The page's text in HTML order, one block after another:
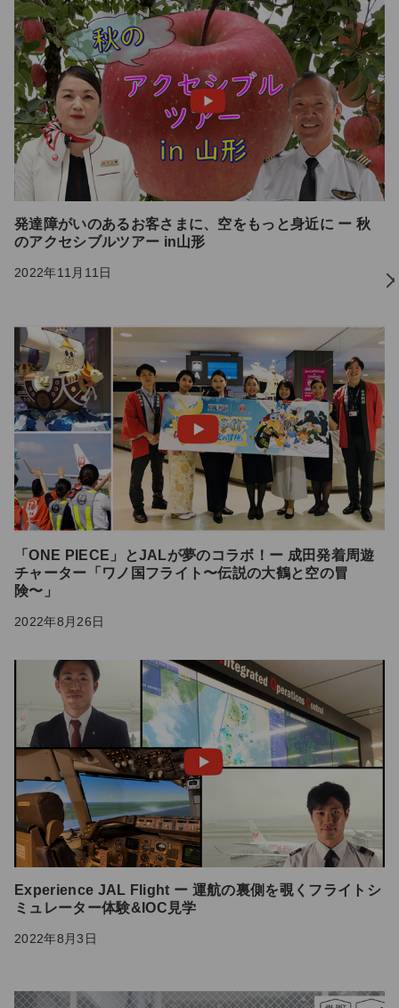
発達障がいのあるお客さまに、空をもっと身近に ー 秋
のアクセシブルツアー in山形
2022年11月11日
「ONE PIECE」とJALが夢のコラボ！ー 成田発着周遊
チャーター「ワノ国フライト〜伝説の大鶴と空の冒
険〜」
2022年8月26日
Experience JAL Flight ー 運航の裏側を覗くフライトシ
ミュレーター体験&IOC見学
2022年8月3日